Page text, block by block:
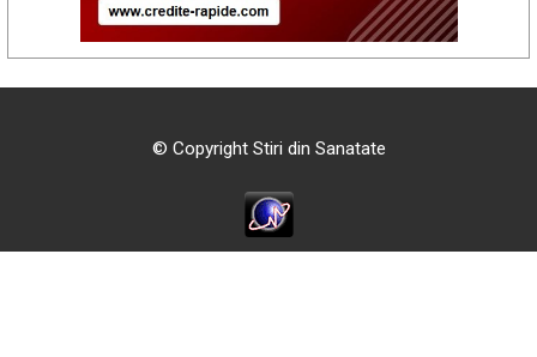
© Copyright Stiri din Sanatate